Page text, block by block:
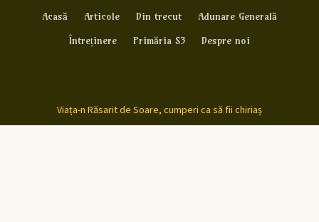
Acasă Articole Din trecut
Adunare Generală
Întreținere
Primăria S3 Despre noi
Viața-n Răsarit de Soare, cumperi ca să fii chiriaș